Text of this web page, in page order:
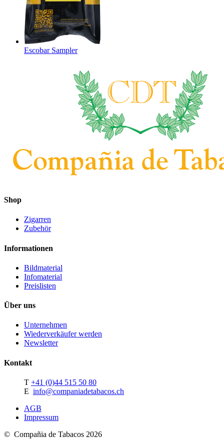
Escobar Sampler
Shop
Zigarren
Zubehör
Informationen
Bildmaterial
Infomaterial
Preislisten
Über uns
Unternehmen
Wiederverkäufer werden
Newsletter
Kontakt
T +41 (0)44 515 50 80
E info@companiadetabacos.ch
AGB
Impressum
© Compañia de Tabacos 2026